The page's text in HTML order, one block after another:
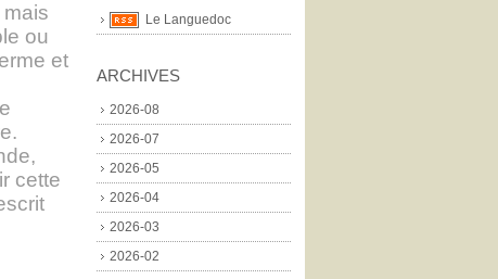
Le Languedoc
ARCHIVES
2026-08
2026-07
2026-05
2026-04
2026-03
2026-02
ou
et
cette